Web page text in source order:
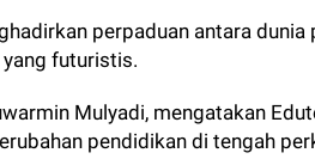
perpaduan antara
futuristis.
Mulyadi, mengatakan
pendidikan di tengah